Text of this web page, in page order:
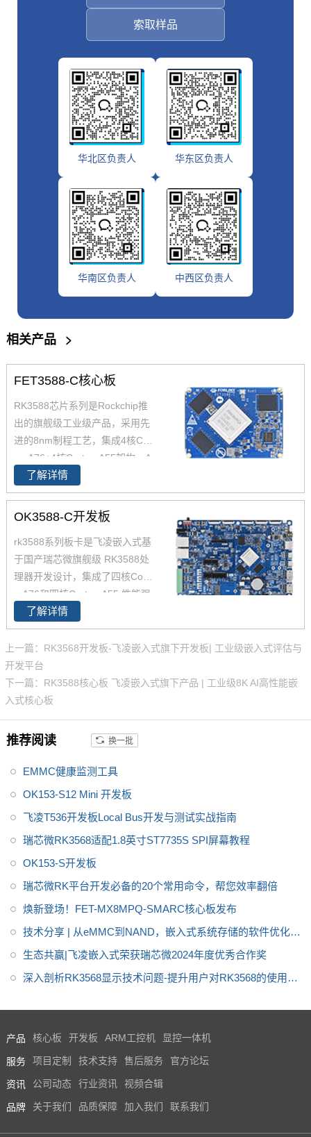
索取样品
华北区负责人 华东区负责人
华南区负责人 中西区负责人
相关产品 >
FET3588-C核心板
RK3588芯片系列是Rockchip推
出的旗舰级工业级产品，采用先
进的8nm制程工艺，集成4核Cort
ex-A76+4核Cortex-A55架构，A
76主频高达2.4GHz，A55核主频
高达1.8GHz，能够提供强大的性
能支撑。飞凌FET3588-C核心板
力测试，确保在高端应用中能够
稳定运行。您可以通过飞凌提供
的rk3588开发套件充分评估和验
了解详情
OK3588-C开发板
rk3588系列板卡是飞凌嵌入式基
于国产瑞芯微旗舰级 RK3588处
理器开发设计，集成了四核Corte
x-A76和四核Cortex-A55,性能强
大，可通过rk3588开发板产品简
介了解了rk3588功能特点，评估
芯片性能参数，飞凌为RK3588
提供了丰富的参考资料，包括rk3
588原理图、使用手册、应用笔
记等，为便于客户对开发套件的
护设计，像静电、浪涌、脉冲群
等，产品稳定可靠，值得推荐。
了解详情
上一篇：RK3568开发板-飞凌嵌入式旗下开发板| 工业级嵌入式评估与
开发平台
下一篇：RK3588核心板 飞凌嵌入式旗下产品 | 工业级8K AI高性能嵌
入式核心板
推荐阅读 换一批
EMMC健康监测工具
OK153-S12 Mini 开发板
飞凌T536开发板Local Bus开发与测试实战指南
瑞芯微RK3568适配1.8英寸ST7735S SPI屏幕教程
OK153-S开发板
瑞芯微RK平台开发必备的20个常用命令，帮您效率翻倍
焕新登场！FET-MX8MPQ-SMARC核心板发布
技术分享 | 从eMMC到NAND，嵌入式系统存储的软件优化策
略
生态共赢|飞凌嵌入式荣获瑞芯微2024年度优秀合作奖
深入剖析RK3568显示技术问题-提升用户对RK3568的使用体
产品 核心板 开发板 ARM工控机 显控一体机
服务 项目定制 技术支持 售后服务 官方论坛
资讯 公司动态 行业资讯 视频合辑
品牌 关于我们 品质保障 加入我们 联系我们